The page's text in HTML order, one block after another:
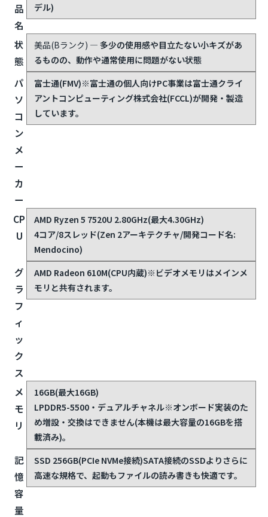
品
名
デル)
状
態
美品(Bランク) — 多少の使用感や目立たない小キズがあ
るものの、動作や通常使用に問題がない状態
パ
ソ
コ
ン
メ
ー
カ
ー
富士通(FMV)※富士通の個人向けPC事業は富士通クライ
アントコンピューティング株式会社(FCCL)が開発・製造
しています。
CP
U
AMD Ryzen 5 7520U 2.80GHz(最大4.30GHz)
4コア/8スレッド(Zen 2アーキテクチャ/開発コード名:
Mendocino)
グ
ラ
フ
ィ
ッ
ク
ス
AMD Radeon 610M(CPU内蔵)※ビデオメモリはメインメ
モリと共有されます。
メ
モ
リ
16GB(最大16GB)
LPDDR5-5500・デュアルチャネル※オンボード実装のた
め増設・交換はできません(本機は最大容量の16GBを搭
載済み)。
記
憶
容
量
SSD 256GB(PCIe NVMe接続)SATA接続のSSDよりさらに
高速な規格で、起動もファイルの読み書きも快適です。